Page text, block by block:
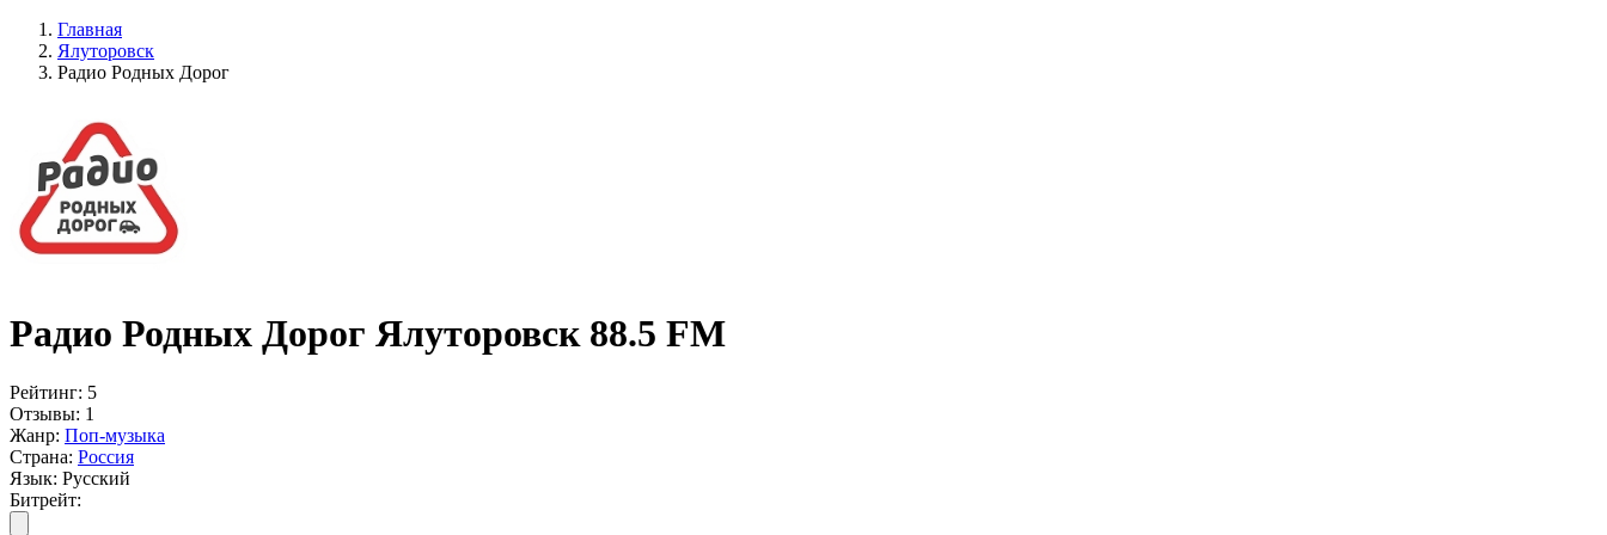
Главная
Ялуторовск
Радио Родных Дорог
Радио Родных Дорог Ялуторовск 88.5 FM
Рейтинг: 5
Отзывы: 1
Жанр: Поп-музыка
Страна: Россия
Язык: Русский
Битрейт: